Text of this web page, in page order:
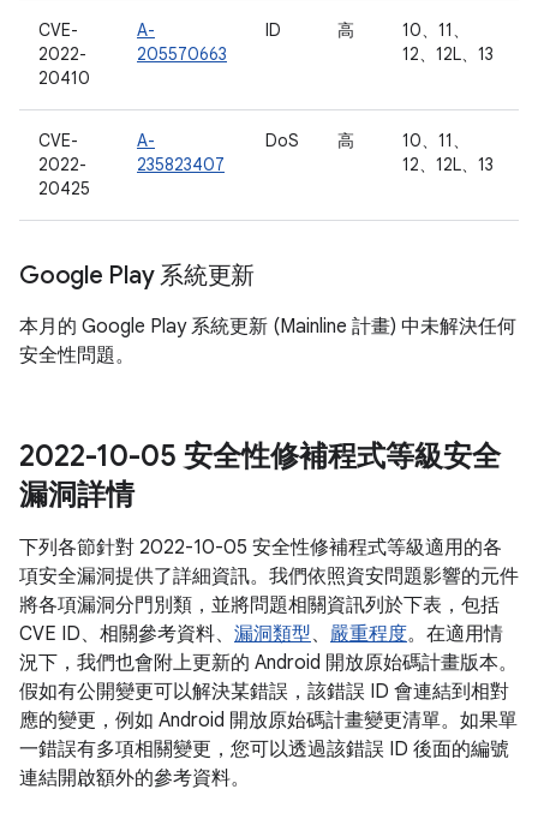
CVE-
2022-
20410
A-
205570663
ID 高
10、11、
12、12L、13
CVE-
2022-
20425
A-
235823407
DoS 高
10、11、
12、12L、13
Google Play 系統更新
本月的 Google Play 系統更新 (Mainline 計畫) 中未解決任何
安全性問題。
2022-10-05 安全性修補程式等級安全
漏洞詳情
下列各節針對 2022-10-05 安全性修補程式等級適用的各
項安全漏洞提供了詳細資訊。我們依照資安問題影響的元件
將各項漏洞分門別類，並將問題相關資訊列於下表，包括
CVE ID、相關參考資料、 漏洞類型、 嚴重程度。在適用情
況下，我們也會附上更新的 Android 開放原始碼計畫版本。
假如有公開變更可以解決某錯誤，該錯誤 ID 會連結到相對
應的變更，例如 Android 開放原始碼計畫變更清單。如果單
一錯誤有多項相關變更，您可以透過該錯誤 ID 後面的編號
連結開啟額外的參考資料。